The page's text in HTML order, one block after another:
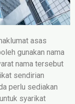
asas
gunakan nama
nama tersebut
sendirian
perlu sediakan
syarikat